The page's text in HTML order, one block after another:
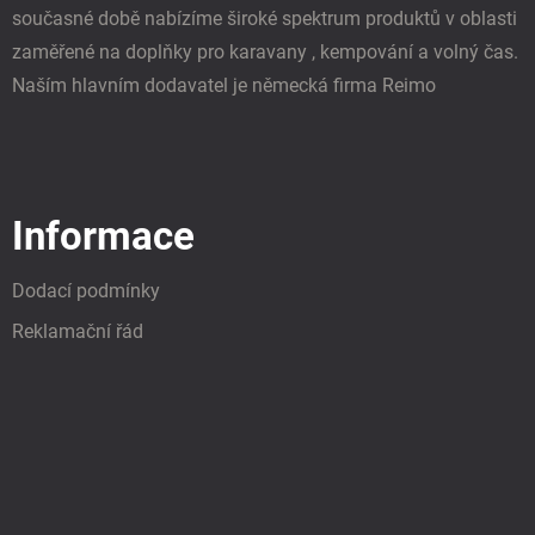
současné době nabízíme široké spektrum produktů v oblasti
zaměřené na doplňky pro karavany , kempování a volný čas.
Naším hlavním dodavatel je německá firma Reimo
Informace
Dodací podmínky
Reklamační řád